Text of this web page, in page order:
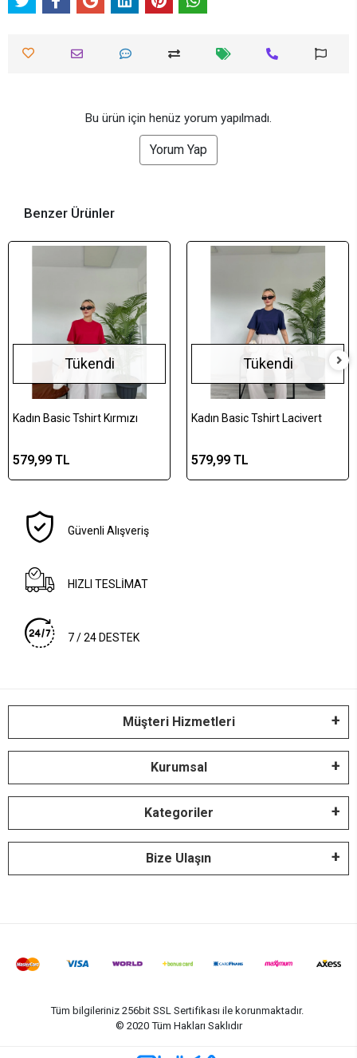
Bu ürün için henüz yorum yapılmadı.
Yorum Yap
Benzer Ürünler
Tükendi
Kadın Basic Tshirt Kırmızı
579,99 TL
Tükendi
Kadın Basic Tshirt Lacivert
579,99 TL
Güvenli Alışveriş
HIZLI TESLİMAT
7 / 24 DESTEK
Müşteri Hizmetleri
Kurumsal
Kategoriler
Bize Ulaşın
Tüm bilgileriniz 256bit SSL Sertifikası ile korunmaktadır.
© 2020 Tüm Hakları Saklıdır